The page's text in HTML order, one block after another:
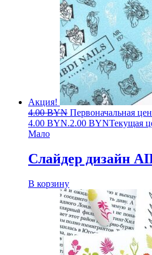
Акция!
4.00BYN Первоначальная
4.00 BYN.2.00 BYNТекущая
Мало
Слайдер дизайн
В корзину